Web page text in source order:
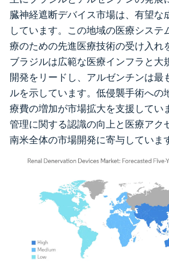
臓神経遮断デバイス市場は、有望な
しています。この地域の医療システ
療のための先進医療技術の受け入れ
ブラジルは広範な医療インフラと大
開発をリードし、アルゼンチンは最
ルを示しています。低侵襲手術への
療費の増加が市場拡大を支援してい
管理に関する認識の向上と医療アク
南米全体の市場開発に寄与していま